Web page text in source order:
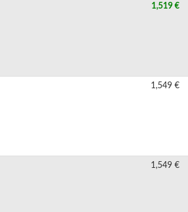
1,519 €
1,549 €
1,549 €